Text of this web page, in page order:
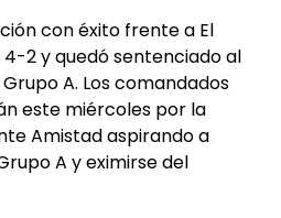
con éxito frente a El
2 y quedó sentenciado al
A. Los comandados
este miércoles por la
Amistad aspirando a
A y eximirse del